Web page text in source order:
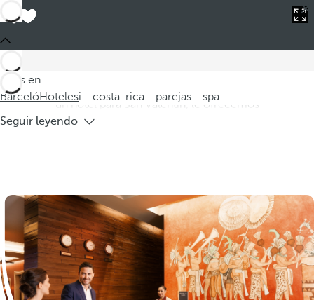
Estás en
BarcelóHotelesi--costa-rica--parejas--spa
Hoteles en Costa Rica para parejas con
spa
Descubra nuestros hoteles en Costa Rica para parejas con
spa, perfectos para una escapada romántica. Si está buscando
un hotel para San Valentín, le ofrecemos
Seguir leyendo